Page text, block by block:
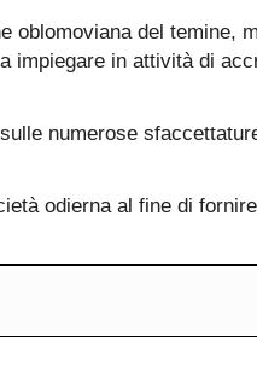
oblomoviana del temine,
impiegare in attività di
numerose
odierna al fine di fornire